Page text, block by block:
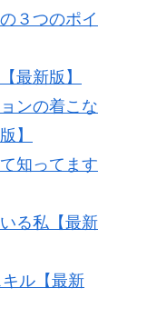
３つのポイ
最新版】
ンの着こな
】
知ってます
る私【最新
ル【最新